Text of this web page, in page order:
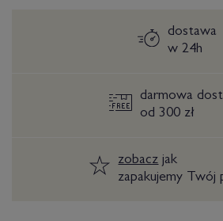
dostawa
w 24h
darmowa
od 300 zł
zobaczjak
zapakujemy Twój